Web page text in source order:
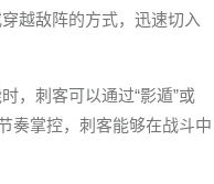
越敌阵的方式，迅速切入
，刺客可以通过“影遁”或
奏掌控，刺客能够在战斗中